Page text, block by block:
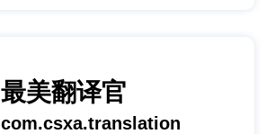
最美翻译官
com.csxa.translation